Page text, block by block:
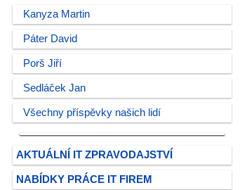
Kanyza Martin
Páter David
Porš Jiří
Sedláček Jan
Všechny příspěvky našich lidí
AKTUÁLNÍ IT ZPRAVODAJSTVÍ
NABÍDKY PRÁCE IT FIREM